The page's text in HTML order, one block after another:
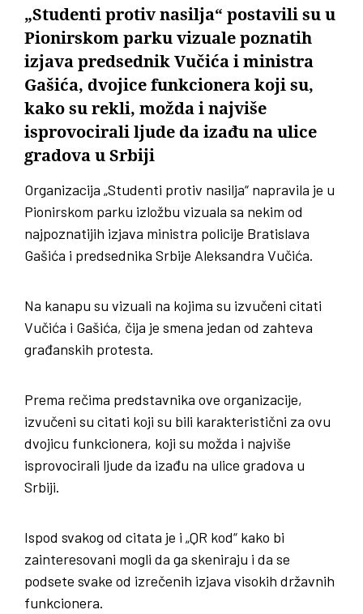
„Studenti protiv nasilja“ postavili su u
Pionirskom parku vizuale poznatih
izjava predsednik Vučića i ministra
Gašića, dvojice funkcionera koji su,
kako su rekli, možda i najviše
isprovocirali ljude da izađu na ulice
gradova u Srbiji
Organizacija „Studenti protiv nasilja“ napravila je u
Pionirskom parku izložbu vizuala sa nekim od
najpoznatijih izjava ministra policije Bratislava
Gašića i predsednika Srbije Aleksandra Vučića.
Na kanapu su vizuali na kojima su izvučeni citati
Vučića i Gašića, čija je smena jedan od zahteva
građanskih protesta.
Prema rečima predstavnika ove organizacije,
izvučeni su citati koji su bili karakteristični za ovu
dvojicu funkcionera, koji su možda i najviše
isprovocirali ljude da izađu na ulice gradova u
Srbiji.
Ispod svakog od citata je i „QR kod“ kako bi
zainteresovani mogli da ga skeniraju i da se
podsete svake od izrečenih izjava visokih državnih
funkcionera.